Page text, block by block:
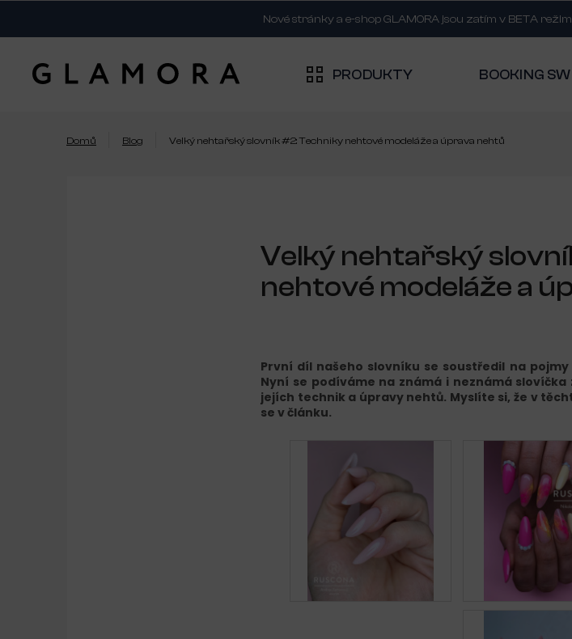
obsah
Nové stránky a e-shop GLAMORA jsou zatím v BETA
PRODUKTY BOOKING SW
Domů Blog Velký nehtařský slovník #2: Techniky nehtové modeláže a úprava nehtů
Velký nehtařský
nehtové modeláže a
První díl našeho slovníku se soustředil na
Nyní se podíváme na známá i neznámá
jejích technik a úpravy nehtů. Myslíte si, že v
se v článku.